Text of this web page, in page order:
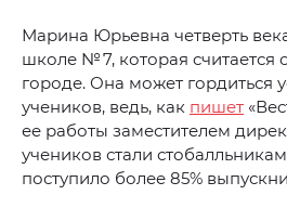
Марина Юрьевна четверть
школе № 7, которая считается
городе. Она может гордиться
учеников, ведь, как пишет
ее работы заместителем
учеников стали
поступило более 85%